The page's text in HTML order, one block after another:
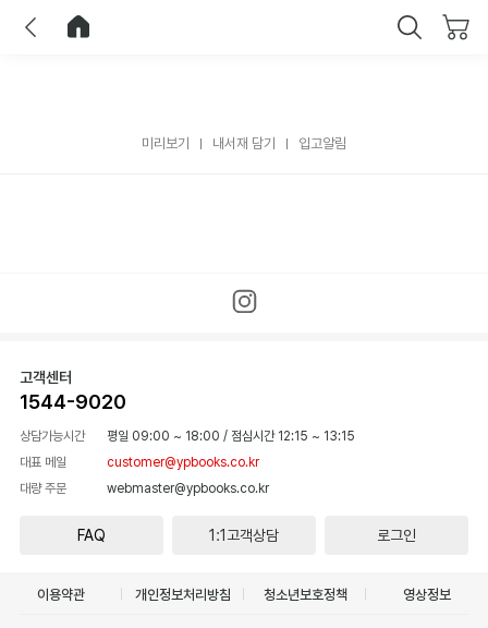
미리보기 내서재 담기 입고알림
고객센터
1544-9020
상담가능시간 평일 09:00 ~ 18:00 / 점심시간 12:15 ~ 13:15
대표 메일
customer@ypbooks.co.kr
대량 주문
webmaster@ypbooks.co.kr
FAQ 1:1고객상담 로그인
이용약관 개인정보처리방침 청소년보호정책 영상정보